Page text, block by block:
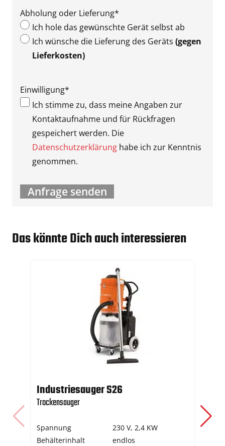
Abholung oder Lieferung*
Ich hole das gewünschte Gerät selbst ab
Ich wünsche die Lieferung des Geräts (gegen
Lieferkosten)
Einwilligung*
Ich stimme zu, dass meine Angaben zur
Kontaktaufnahme und für Rückfragen
gespeichert werden. Die
Datenschutzerklärunghabe ich zur Kenntnis
genommen.
Das könnte Dich auch interessieren
Industriesauger S26
Trockensauger
Spannung
230 V, 2,4 KW
Behälterinhalt
endlos